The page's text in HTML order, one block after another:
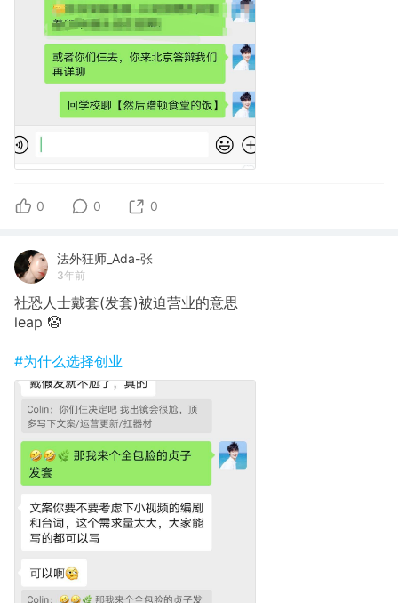
0 0 0
法外狂师_Ada-张
3年前
社恐人士戴套(发套)被迫营业的意思
leap 🤡
#为什么选择创业